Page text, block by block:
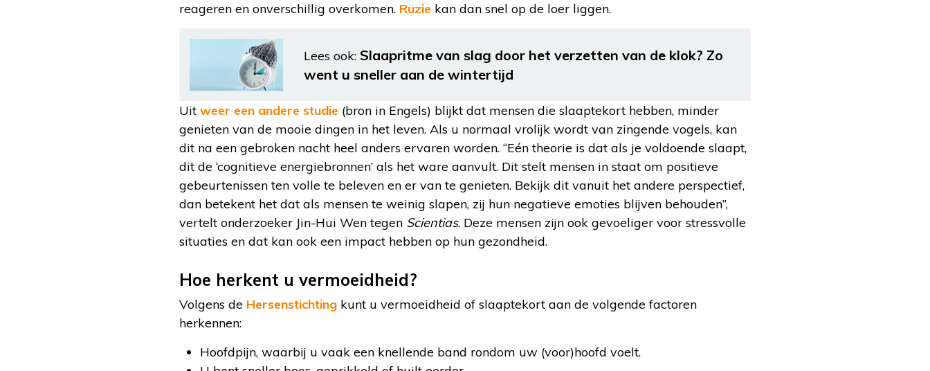
reageren en onverschillig overkomen. Ruzie kan dan snel op de loer liggen.
Lees ook: Slaapritme van slag door het verzetten van de klok? Zo
went u sneller aan de wintertijd
Uit weer een andere studie (bron in Engels) blijkt dat mensen die slaaptekort hebben, minder
genieten van de mooie dingen in het leven. Als u normaal vrolijk wordt van zingende vogels, kan
dit na een gebroken nacht heel anders ervaren worden. “Eén theorie is dat als je voldoende slaapt,
dit de ‘cognitieve energiebronnen’ als het ware aanvult. Dit stelt mensen in staat om positieve
gebeurtenissen ten volle te beleven en er van te genieten. Bekijk dit vanuit het andere perspectief,
dan betekent het dat als mensen te weinig slapen, zij hun negatieve emoties blijven behouden”,
vertelt onderzoeker Jin-Hui Wen tegen Scientias. Deze mensen zijn ook gevoeliger voor stressvolle
situaties en dat kan ook een impact hebben op hun gezondheid.
Hoe herkent u vermoeidheid?
Volgens de Hersenstichting kunt u vermoeidheid of slaaptekort aan de volgende factoren
herkennen:
Hoofdpijn, waarbij u vaak een knellende band rondom uw (voor)hoofd voelt.